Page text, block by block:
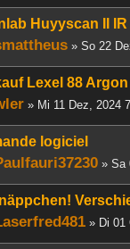
Huyyscan II
» So 22
Lexel 88
» Mi 11 Dez, 2024
logiciel
» Sa
» Di 01